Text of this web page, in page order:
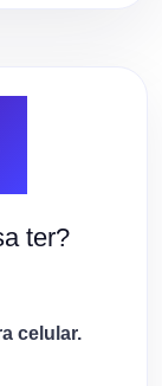
ter?
celular.